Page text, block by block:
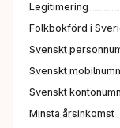
Legitimering
Folkbokförd i
Svenskt
Svenskt
Svenskt
Minsta årsinkomst